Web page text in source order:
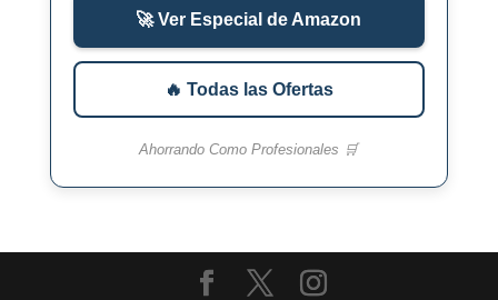
🚀 Ver Especial de Amazon
🔥 Todas las Ofertas
Ahorrando Como Profesionales 🛒